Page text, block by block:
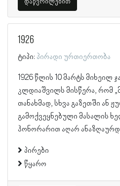
1926
ტიპი: პირადი ურთიერთობა
1926 წლის 10 მარტს მიხეილ
კლდიაშვილს მისწერა, რომ
თანახმად, სხვა გაზეთში ან
გამოქვეყნებული მასალის
ჰონორარით აღარ
პირები
წყარო